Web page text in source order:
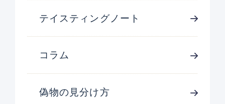
テイスティングノート
コラム
偽物の見分け方